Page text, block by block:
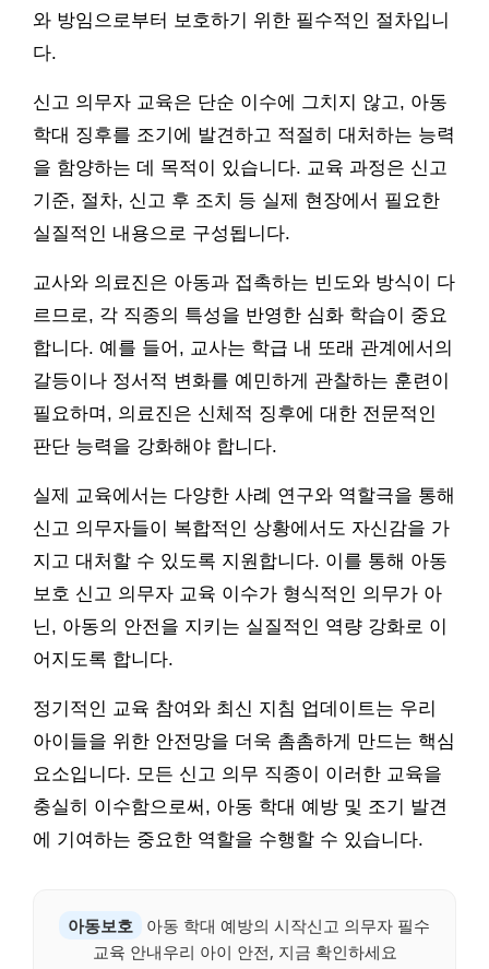
와 방임으로부터 보호하기 위한 필수적인 절차입니
다.
신고 의무자 교육은 단순 이수에 그치지 않고, 아동
학대 징후를 조기에 발견하고 적절히 대처하는 능력
을 함양하는 데 목적이 있습니다. 교육 과정은 신고
기준, 절차, 신고 후 조치 등 실제 현장에서 필요한
실질적인 내용으로 구성됩니다.
교사와 의료진은 아동과 접촉하는 빈도와 방식이 다
르므로, 각 직종의 특성을 반영한 심화 학습이 중요
합니다. 예를 들어, 교사는 학급 내 또래 관계에서의
갈등이나 정서적 변화를 예민하게 관찰하는 훈련이
필요하며, 의료진은 신체적 징후에 대한 전문적인
판단 능력을 강화해야 합니다.
실제 교육에서는 다양한 사례 연구와 역할극을 통해
신고 의무자들이 복합적인 상황에서도 자신감을 가
지고 대처할 수 있도록 지원합니다. 이를 통해 아동
보호 신고 의무자 교육 이수가 형식적인 의무가 아
닌, 아동의 안전을 지키는 실질적인 역량 강화로 이
어지도록 합니다.
정기적인 교육 참여와 최신 지침 업데이트는 우리
아이들을 위한 안전망을 더욱 촘촘하게 만드는 핵심
요소입니다. 모든 신고 의무 직종이 이러한 교육을
충실히 이수함으로써, 아동 학대 예방 및 조기 발견
에 기여하는 중요한 역할을 수행할 수 있습니다.
아동보호
아동 학대 예방의 시작신고 의무자 필수
교육 안내우리 아이 안전, 지금 확인하세요